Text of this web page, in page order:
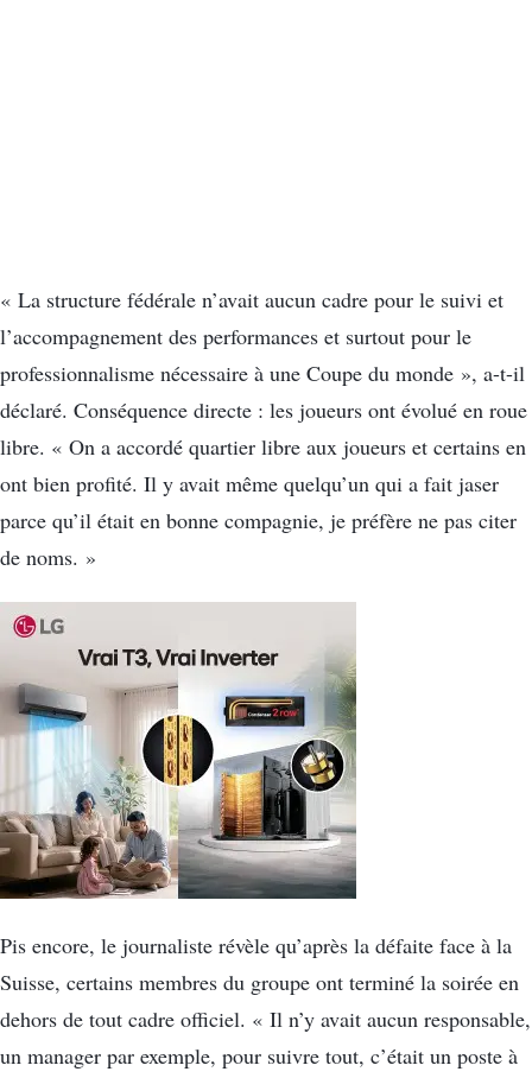
« La structure fédérale n’avait aucun cadre pour le suivi et
l’accompagnement des performances et surtout pour le
professionnalisme nécessaire à une Coupe du monde », a-t-il
déclaré. Conséquence directe : les joueurs ont évolué en roue
libre. « On a accordé quartier libre aux joueurs et certains en
ont bien profité. Il y avait même quelqu’un qui a fait jaser
parce qu’il était en bonne compagnie, je préfère ne pas citer
de noms. »
Pis encore, le journaliste révèle qu’après la défaite face à la
Suisse, certains membres du groupe ont terminé la soirée en
dehors de tout cadre officiel. « Il n’y avait aucun responsable,
un manager par exemple, pour suivre tout, c’était un poste à